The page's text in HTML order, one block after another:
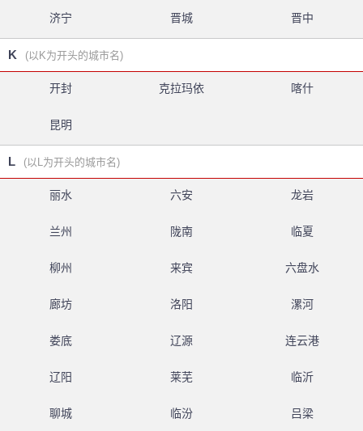
济宁 晋城 晋中
K (以K为开头的城市名)
开封 克拉玛依 喀什
昆明
L (以L为开头的城市名)
丽水 六安 龙岩
兰州 陇南 临夏
柳州 来宾 六盘水
廊坊 洛阳 漯河
娄底 辽源 连云港
辽阳 莱芜 临沂
聊城 临汾 吕梁